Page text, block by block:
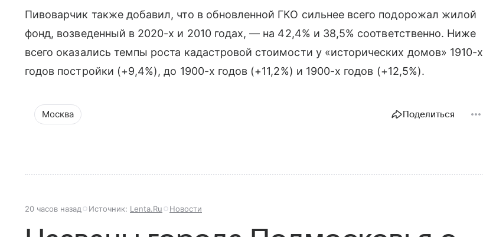
Пивоварчик также добавил, что в обновленной ГКО сильнее всего подорожал жилой
фонд, возведенный в 2020-х и 2010 годах, — на 42,4% и 38,5% соответственно. Ниже
всего оказались темпы роста кадастровой стоимости у «исторических домов» 1910-х
годов постройки (+9,4%), до 1900-х годов (+11,2%) и 1900-х годов (+12,5%).
Москва Поделиться
20 часов назад Источник: Lenta.Ru Новости